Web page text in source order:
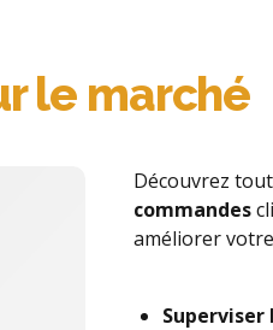
le marché
Découvrez
commandes
améliorer votre
Superviser